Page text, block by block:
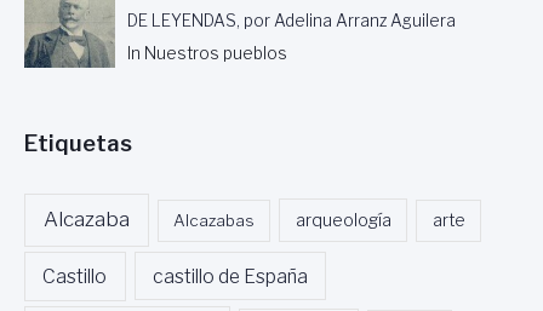
DE LEYENDAS, por Adelina Arranz Aguilera
In Nuestros pueblos
Etiquetas
Alcazaba Alcazabas arqueología arte
Castillo castillo de España